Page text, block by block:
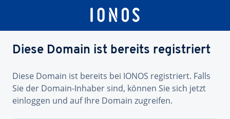
Diese Domain ist bereits registriert
Diese Domain ist bereits bei IONOS registriert. Falls
Sie der Domain-Inhaber sind, können Sie sich jetzt
einloggen und auf Ihre Domain zugreifen.